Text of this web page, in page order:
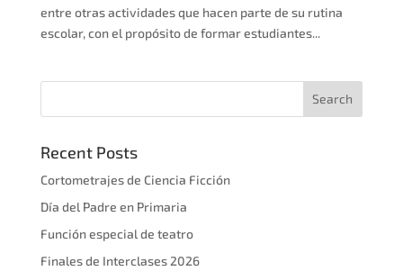
entre otras actividades que hacen parte de su rutina
escolar, con el propósito de formar estudiantes...
Recent Posts
Cortometrajes de Ciencia Ficción
Día del Padre en Primaria
Función especial de teatro
Finales de Interclases 2026